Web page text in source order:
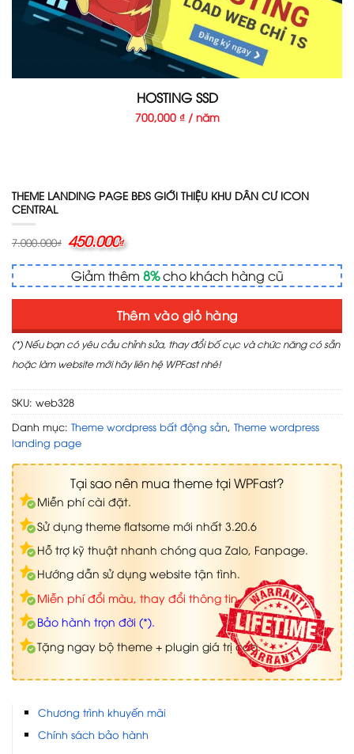
HOSTING SSD
700,000 ₫ / năm
THEME LANDING PAGE BĐS GIỚI THIỆU KHU DÂN CƯ ICON
CENTRAL
7.000.000₫ Giá
gốc
là:
7.000.000₫.
450.000₫Giá
hiện
tại
là:
450.000₫.
Giảm thêm 8%cho khách hàng cũ
Thêm vào giỏ hàng
(*) Nếu bạn có yêu cầu chỉnh sửa, thay đổi bố cục và chức năng có sẵn
hoặc làm website mới hãy liên hệ WPFast nhé!
SKU: web328
Danh mục: Theme wordpress bất động sản Theme wordpress
landing page
Tại sao nên mua theme tại WPFast?
Miễn phí cài đặt.
Sử dụng theme flatsome mới nhất 3.20.6
Hỗ trợ kỹ thuật nhanh chóng qua Zalo, Fanpage.
Hướng dẫn sử dụng website tận tình.
Miễn phí đổi màu, thay đổi thông tin.
Bảo hành trọn đời (*).
Tặng ngay bộ theme + plugin giá trị cao.
Chương trình khuyến mãi
Chính sách bảo hành